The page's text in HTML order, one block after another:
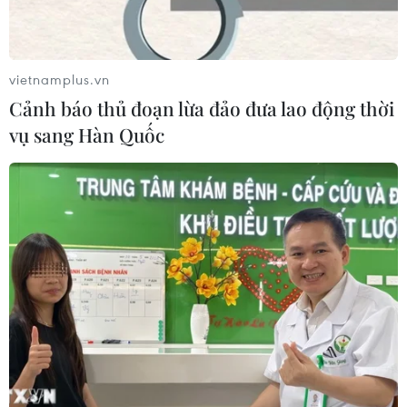
Điện ảnh Việt Nam cần học những gì
từ Hollywood?
03/07/2026 11:06
Đừng để phim kinh dị thành "khắc
tinh" của điện ảnh Việt
03/07/2026 00:12
Cục Điện ảnh nói gì về phim "Chiếc
kén" có Trương Ngọc Ánh
02/07/2026 01:53
vietnamplus.vn
Cảnh báo thủ đoạn lừa đảo đưa lao động thời
vụ sang Hàn Quốc